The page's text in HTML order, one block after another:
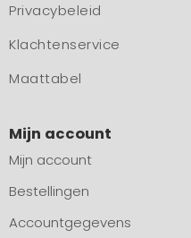
Privacybeleid
Klachtenservice
Maattabel
Mijn account
Mijn account
Bestellingen
Accountgegevens